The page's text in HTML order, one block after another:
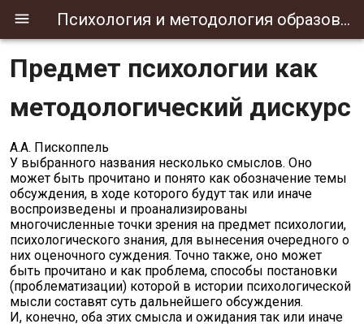
Психология и методология образования
Предмет психологии как
методологический дискурс
А.А. Пископпель
У выбранного названия несколько смыслов. Оно
может быть прочитано и понято как обозначение темы
обсуждения, в ходе которого будут так или иначе
воспроизведены и проанализированы
многочисленные точки зрения на предмет психологии,
психологического знания, для вынесения очередного о
них оценочного суждения. Точно также, оно может
быть прочитано и как проблема, способы постановки
(проблематизации) которой в истории психологической
мысли составят суть дальнейшего обсуждения.
И, конечно, оба этих смысла и ожидания так или иначе